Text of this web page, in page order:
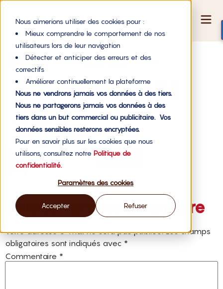
Nous aimerions utiliser des cookies pour :
Mieux comprendre le comportement de nos
utilisateurs lors de leur navigation
Détecter et anticiper des erreurs et des
correctifs
Améliorer continuellement la plateforme
Nous ne vendrons jamais vos données à des tiers.
Nous ne partagerons jamais vos données à des
tiers dans un but commercial ou publicitaire. Vos
données sensibles resterons encryptées.
Pour en savoir plus sur les cookies que nous
utilisons, consultez notre Politique de
confidentialité.
Paramètres des cookies
Accepter Refuser
RES – LKD –
Article blog (5)
Laisser un commentaire
Votre adresse e-mail ne sera pas publiée. Les champs
obligatoires sont indiqués avec *
Commentaire *